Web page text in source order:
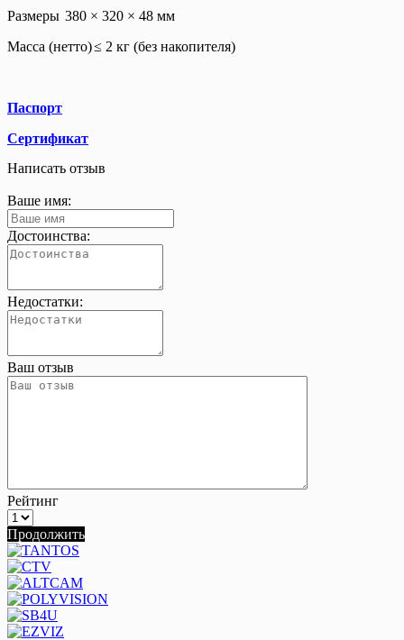
Размеры 380 × 320 × 48 мм
Масса (нетто)≤ 2 кг (без накопителя)
Паспорт
Сертификат
Написать отзыв
Ваше имя:
Достоинства:
Недостатки:
Ваш отзыв
Рейтинг
Продолжить